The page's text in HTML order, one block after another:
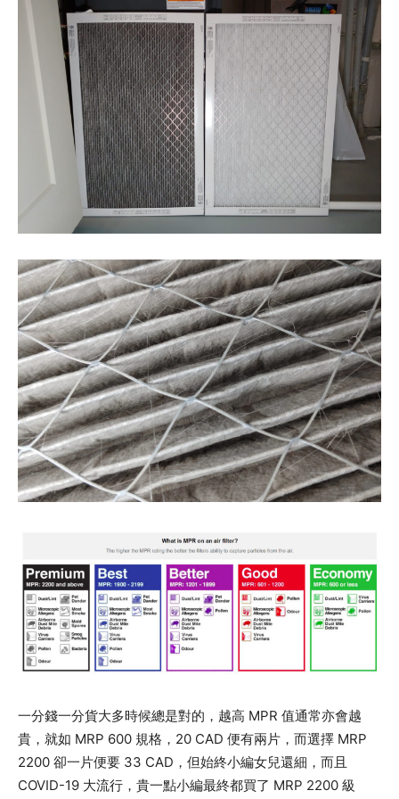
一分錢一分貨大多時候總是對的，越高 MPR 值通常亦會越
貴，就如 MRP 600 規格，20 CAD 便有兩片，而選擇 MRP
2200 卻一片便要 33 CAD，但始終小編女兒還細，而且
COVID-19 大流行，貴一點小編最終都買了 MRP 2200 級